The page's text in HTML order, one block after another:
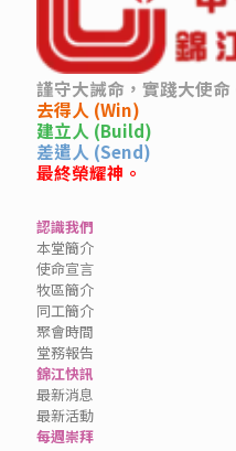
謹守大誡命，實踐大使命
去得人 (Win)
建立人 (Build)
差遣人 (Send)
最終榮耀神。
認識我們
本堂簡介
使命宣言
牧區簡介
同工簡介
聚會時間
堂務報告
錦江快訊
最新消息
最新活動
每週崇拜